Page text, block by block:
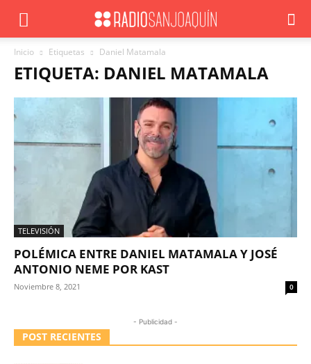
Inicio Etiquetas Daniel Matamala
ETIQUETA: DANIEL MATAMALA
TELEVISIÓN
POLÉMICA ENTRE DANIEL MATAMALA Y JOSÉ
ANTONIO NEME POR KAST
Noviembre 8, 2021 0
- Publicidad -
POST RECIENTES